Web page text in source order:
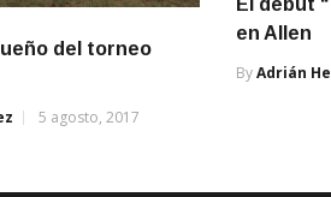
del torneo
5 agosto, 2017
El debut
en Allen
ByAdrián